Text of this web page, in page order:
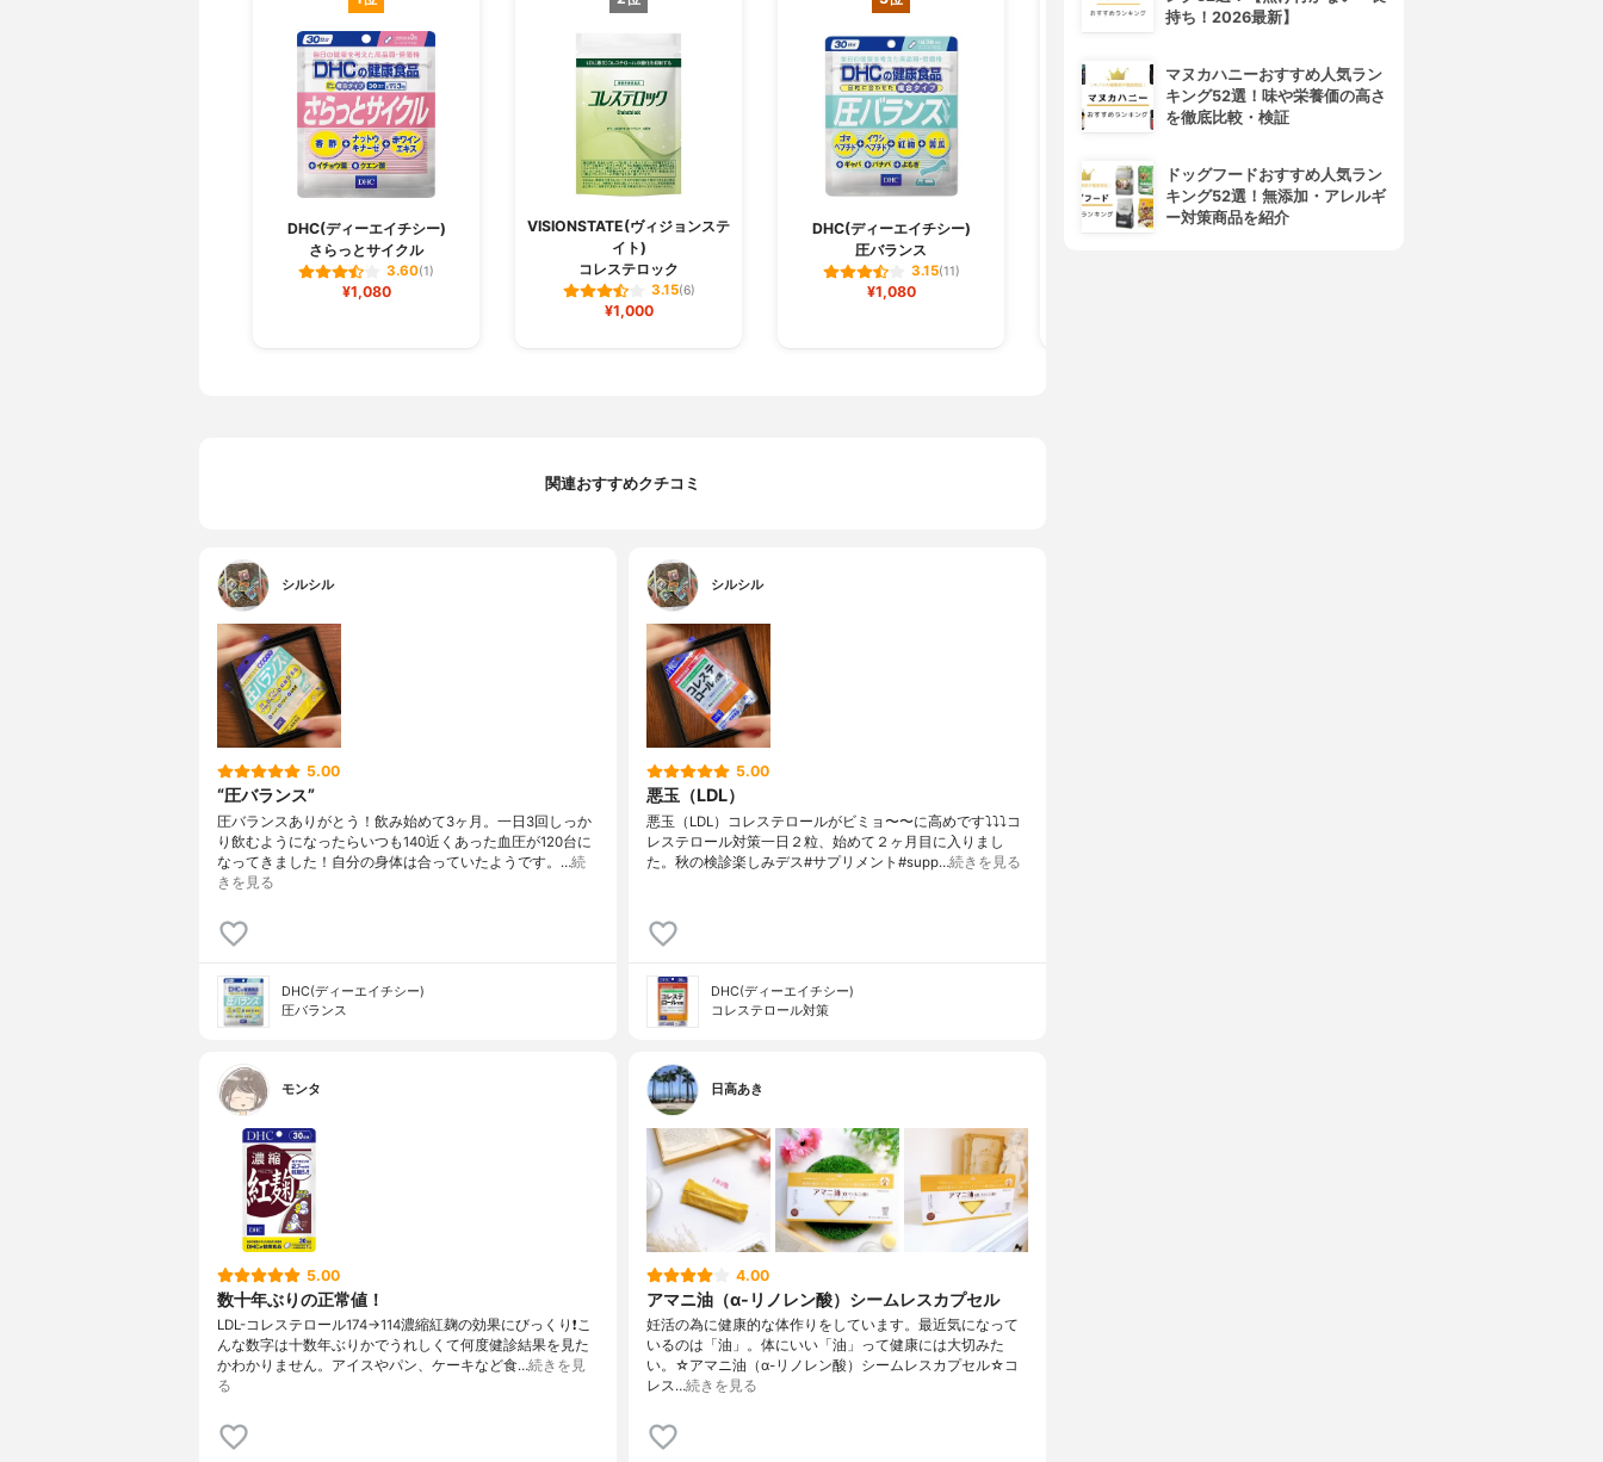
DHC(ディーエイチシー)
さらっとサイクル
3.60(1)
¥1,080
VISIONSTATE(ヴィジョンステ
イト)
コレステロック
3.15(6)
¥1,000
DHC(ディーエイチシー)
圧バランス
3.15(11)
¥1,080
kowa(コーワ)
関連おすすめクチコミ
シルシル
5.00
“圧バランス”
圧バランスありがとう！飲み始めて3ヶ月。一日3回しっか
り飲むようになったらいつも140近くあった血圧が120台に
なってきました！自分の身体は合っていたようです。…続
きを見る
DHC(ディーエイチシー)
圧バランス
シルシル
5.00
悪玉（LDL）
悪玉（LDL）コレステロールがビミョ〜〜に高めです⤵︎⤵︎⤵︎コ
レステロール対策一日２粒、始めて２ヶ月目に入りまし
た。秋の検診楽しみデス#サプリメント#supp…続きを見る
DHC(ディーエイチシー)
コレステロール対策
モンタ
5.00
数十年ぶりの正常値！
LDL-コレステロール174→114濃縮紅麹の効果にびっくり❗️こ
んな数字は十数年ぶりかでうれしくて何度健診結果を見た
かわかりません。アイスやパン、ケーキなど食…続きを見
る
日高あき
4.00
アマニ油（α-リノレン酸）シームレスカプセル
妊活の為に健康的な体作りをしています。最近気になって
いるのは「油」。体にいい「油」って健康には大切みた
い。☆アマニ油（α-リノレン酸）シームレスカプセル☆コ
レス…続きを見る
持ち！2026最新】
マヌカハニーおすすめ人気ラン
キング52選！味や栄養価の高さ
を徹底比較・検証
ドッグフードおすすめ人気ラン
キング52選！無添加・アレルギ
ー対策商品を紹介